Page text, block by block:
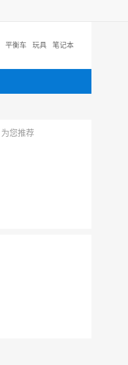
平衡车 玩具 笔记本
为您推荐